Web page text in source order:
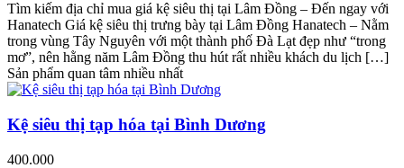
Tìm kiếm địa chỉ mua giá kệ siêu thị tại Lâm Đồng – Đến ngay với
Hanatech Giá kệ siêu thị trưng bày tại Lâm Đồng Hanatech – Nằm
trong vùng Tây Nguyên với một thành phố Đà Lạt đẹp như “trong
mơ”, nên hằng năm Lâm Đồng thu hút rất nhiều khách du lịch […]
Sản phẩm quan tâm nhiều nhất
Kệ siêu thị tạp hóa tại Bình Dương
400.000